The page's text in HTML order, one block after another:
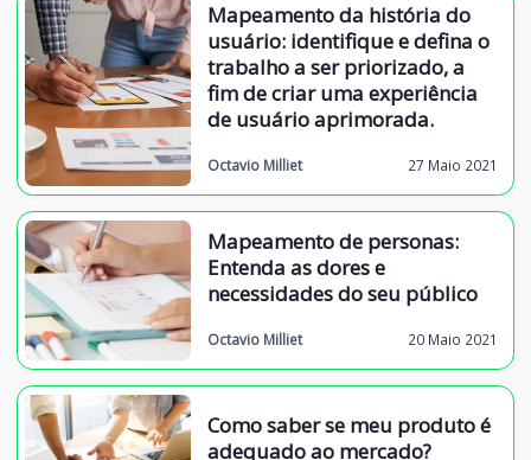
Mapeamento da história do
usuário: identifique e defina o
trabalho a ser priorizado, a
fim de criar uma experiência
de usuário aprimorada.
Octavio Milliet 27 Maio 2021
Mapeamento de personas:
Entenda as dores e
necessidades do seu público
Octavio Milliet 20 Maio 2021
Como saber se meu produto é
adequado ao mercado?